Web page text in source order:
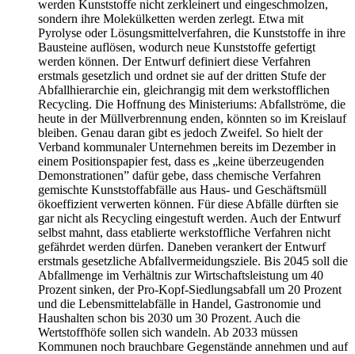
werden Kunststoffe nicht zerkleinert und eingeschmolzen,
sondern ihre Molekülketten werden zerlegt. Etwa mit
Pyrolyse oder Lösungsmittelverfahren, die Kunststoffe in ihre
Bausteine auflösen, wodurch neue Kunststoffe gefertigt
werden können. Der Entwurf definiert diese Verfahren
erstmals gesetzlich und ordnet sie auf der dritten Stufe der
Abfallhierarchie ein, gleichrangig mit dem werkstofflichen
Recycling. Die Hoffnung des Ministeriums: Abfallströme, die
heute in der Müllverbrennung enden, könnten so im Kreislauf
bleiben. Genau daran gibt es jedoch Zweifel. So hielt der
Verband kommunaler Unternehmen bereits im Dezember in
einem Positionspapier fest, dass es „keine überzeugenden
Demonstrationen” dafür gebe, dass chemische Verfahren
gemischte Kunststoffabfälle aus Haus- und Geschäftsmüll
ökoeffizient verwerten können. Für diese Abfälle dürften sie
gar nicht als Recycling eingestuft werden. Auch der Entwurf
selbst mahnt, dass etablierte werkstoffliche Verfahren nicht
gefährdet werden dürfen. Daneben verankert der Entwurf
erstmals gesetzliche Abfallvermeidungsziele. Bis 2045 soll die
Abfallmenge im Verhältnis zur Wirtschaftsleistung um 40
Prozent sinken, der Pro-Kopf-Siedlungsabfall um 20 Prozent
und die Lebensmittelabfälle in Handel, Gastronomie und
Haushalten schon bis 2030 um 30 Prozent. Auch die
Wertstoffhöfe sollen sich wandeln. Ab 2033 müssen
Kommunen noch brauchbare Gegenstände annehmen und auf